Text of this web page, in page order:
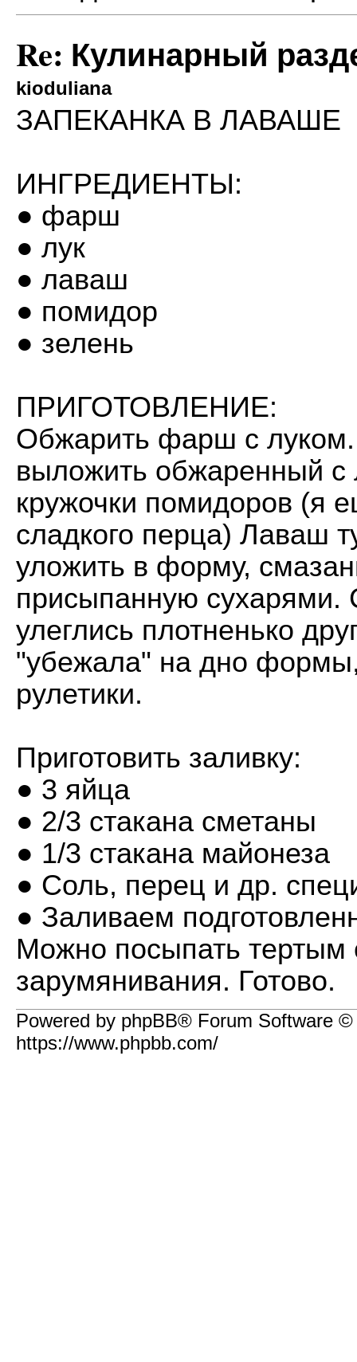
Re: Кулинарный
kioduliana
ЗАПЕКАНКА В ЛАВАШЕ
ИНГРЕДИЕНТЫ:
● фарш
● лук
● лаваш
● помидор
● зелень
ПРИГОТОВЛЕНИЕ:
Обжарить фарш с
выложить обжаренный
кружочки помидоров (я
сладкого перца) Лаваш
уложить в форму,
присыпанную сухарями.
улеглись плотненько
"убежала" на дно
рулетики.
Приготовить заливку:
● 3 яйца
● 2/3 стакана сметаны
● 1/3 стакана майонеза
● Соль, перец и др.
● Заливаем
Можно посыпать тертым
зарумянивания. Готово.
Powered by phpBB® Forum Software
https://www.phpbb.com/